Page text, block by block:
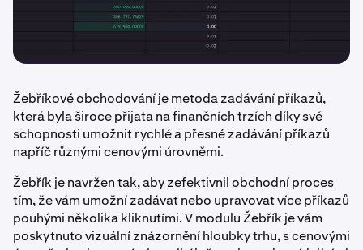
Žebříkové obchodování je metoda zadávání příkazů,
která byla široce přijata na finančních trzích díky své
schopnosti umožnit rychlé a přesné zadávání příkazů
napříč různými cenovými úrovněmi.
Žebřík je navržen tak, aby zefektivnil obchodní proces
tím, že vám umožní zadávat nebo upravovat více příkazů
pouhými několika kliknutími. V modulu Žebřík je vám
poskytnuto vizuální znázornění hloubky trhu, s cenovými